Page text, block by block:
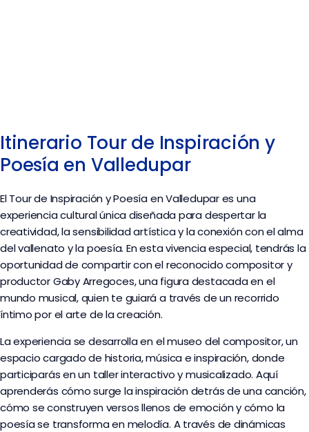
Itinerario Tour de Inspiración y
Poesía en Valledupar
El Tour de Inspiración y Poesía en Valledupar es una
experiencia cultural única diseñada para despertar la
creatividad, la sensibilidad artística y la conexión con el alma
del vallenato y la poesía. En esta vivencia especial, tendrás la
oportunidad de compartir con el reconocido compositor y
productor Gaby Arregoces, una figura destacada en el
mundo musical, quien te guiará a través de un recorrido
íntimo por el arte de la creación.
La experiencia se desarrolla en el museo del compositor, un
espacio cargado de historia, música e inspiración, donde
participarás en un taller interactivo y musicalizado. Aquí
aprenderás cómo surge la inspiración detrás de una canción,
cómo se construyen versos llenos de emoción y cómo la
poesía se transforma en melodía. A través de dinámicas